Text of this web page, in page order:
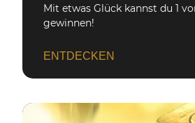
Mit etwas Glück kannst du 1
gewinnen!
ENTDECKEN